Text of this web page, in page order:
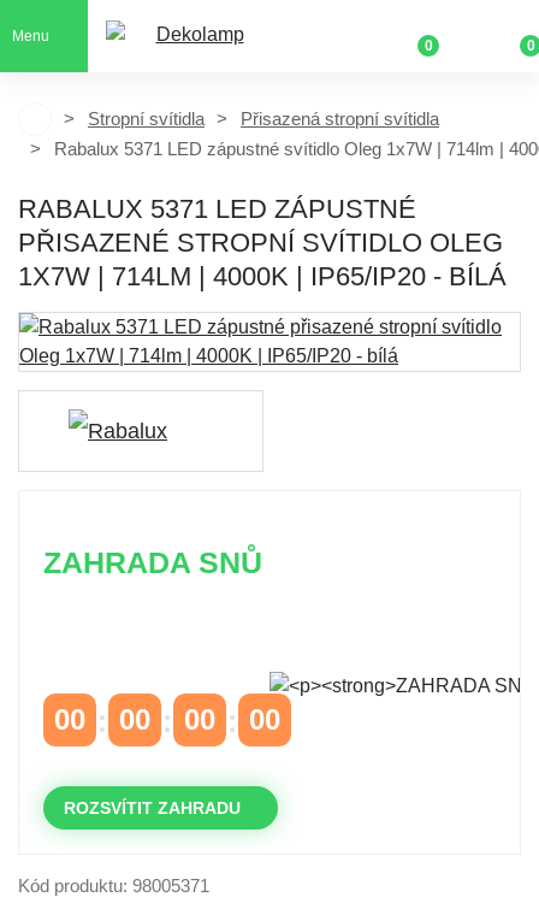
Menu
0 0
Stropní svítidla
Přisazená stropní svítidla
Rabalux 5371 LED zápustné svítidlo Oleg 1x7W | 714lm |
RABALUX 5371 LED ZÁPUSTNÉ
PŘISAZENÉ STROPNÍ SVÍTIDLO OLEG
1X7W | 714LM | 4000K | IP65/IP20 - BÍLÁ
ZAHRADA SNŮ
00 00 00 00
ROZSVÍTIT ZAHRADU
Kód produktu: 98005371